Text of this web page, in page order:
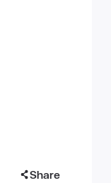
Share